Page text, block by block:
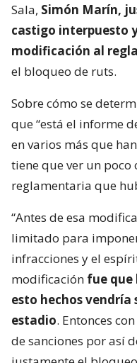
Sala, Simón Marín,
castigo interpuesto
modificación al
el bloqueo de ruts.
Sobre cómo se
que “está el informe
en varios más que
tiene que ver un
reglamentaria que
“Antes de esa
limitado para
infracciones y el
modificación fue que
esto hechos
estadio. Entonces
de sanciones por así